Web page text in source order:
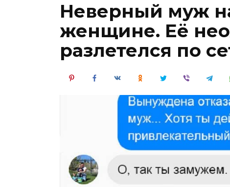
Неверный муж
женщине. Её
разлетелся по